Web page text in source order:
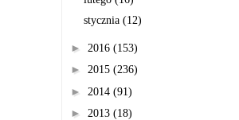
stycznia (12)
► 2016 (153)
► 2015 (236)
► 2014 (91)
► 2013 (18)